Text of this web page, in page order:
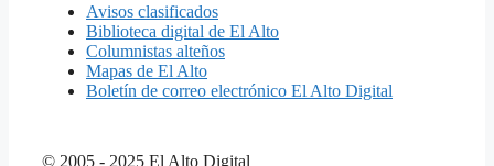
Avisos clasificados
Biblioteca digital de El Alto
Columnistas alteños
Mapas de El Alto
Boletín de correo electrónico El Alto Digital
© 2005 - 2025 El Alto Digital